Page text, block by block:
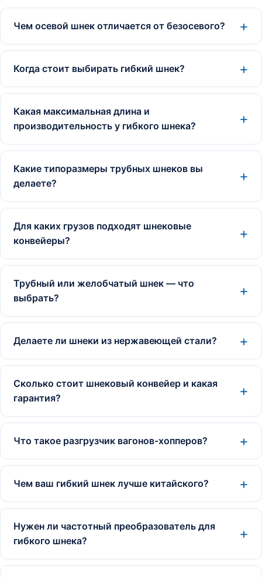
Чем осевой шнек отличается от безосевого?
Когда стоит выбирать гибкий шнек?
Какая максимальная длина и
производительность у гибкого шнека?
Какие типоразмеры трубных шнеков вы
делаете?
Для каких грузов подходят шнековые
конвейеры?
Трубный или желобчатый шнек — что
выбрать?
Делаете ли шнеки из нержавеющей стали?
Сколько стоит шнековый конвейер и какая
гарантия?
Что такое разгрузчик вагонов-хопперов?
Чем ваш гибкий шнек лучше китайского?
Нужен ли частотный преобразователь для
гибкого шнека?